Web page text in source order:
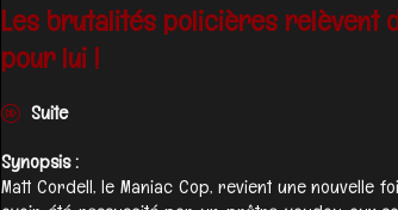
Les brutalités policières relèvent
pour lui !
Suite
Synopsis :
Matt Cordell, le Maniac Cop, revient une nouvelle